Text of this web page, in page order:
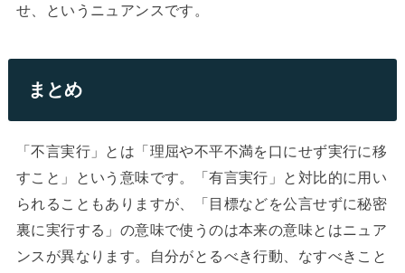
せ、というニュアンスです。
まとめ
「不言実行」とは「理屈や不平不満を口にせず実行に移
すこと」という意味です。「有言実行」と対比的に用い
られることもありますが、「目標などを公言せずに秘密
裏に実行する」の意味で使うのは本来の意味とはニュア
ンスが異なります。自分がとるべき行動、なすべきこと